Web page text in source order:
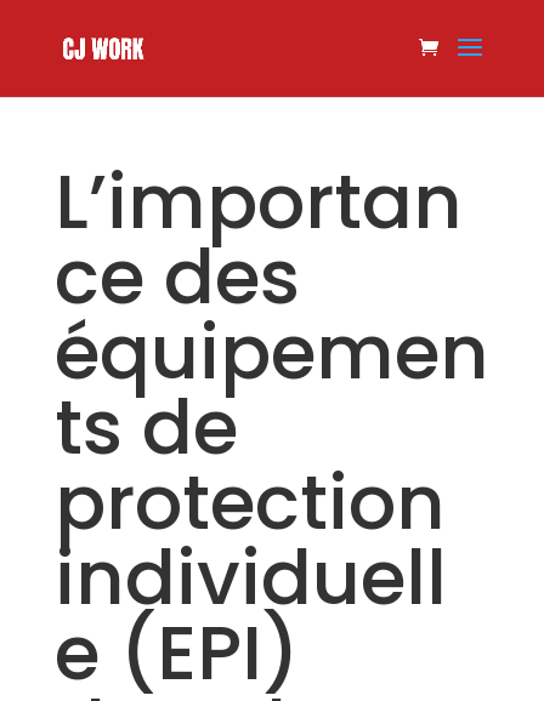
L’importan
ce des
équipemen
ts de
protection
individuell
e (EPI)